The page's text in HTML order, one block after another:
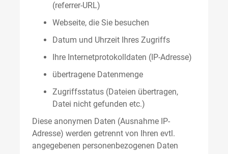
(referrer-URL)
Webseite, die Sie besuchen
Datum und Uhrzeit Ihres Zugriffs
Ihre Internetprotokolldaten (IP-Adresse)
übertragene Datenmenge
Zugriffsstatus (Dateien übertragen,
Datei nicht gefunden etc.)
Diese anonymen Daten (Ausnahme IP-
Adresse) werden getrennt von Ihren evtl.
angegebenen personenbezogenen Daten